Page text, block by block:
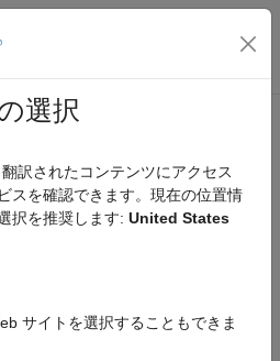
ナビゲーション メ
持
|coder.CodeConfig
選択
訳されたコンテンツにアクセス
スを確認できます。現在の位置情
択を推奨します: United States
サイトを選択することもできま